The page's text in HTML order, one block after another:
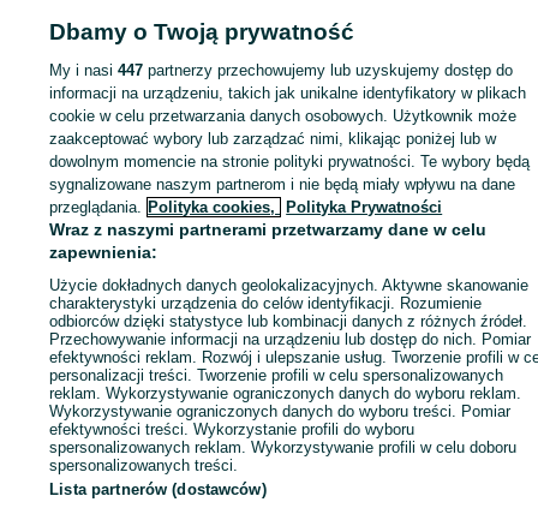
Strona główna Sport i Hobby Sporty wodne Łodzie i jachty
Motorowe
Motorowe - Łódzkie
Motorowe - Łódź Motorowe - Bałuty
KATEGORIA
ID:1041201251 Wyświetlenia:
Zadzwoń / SMS Wyślij wiadomość
Dbamy o Twoją prywatność
My i nasi447 partnerzy przechowujemy lub uzyskujemy dostęp do
informacji na urządzeniu, takich jak unikalne identyfikatory w plikach
cookie w celu przetwarzania danych osobowych. Użytkownik może
zaakceptować wybory lub zarządzać nimi, klikając poniżej lub w
dowolnym momencie na stronie polityki prywatności. Te wybory będą
sygnalizowane naszym partnerom i nie będą miały wpływu na dane
przeglądania. Polityka cookies, Polityka Prywatności
Wraz z naszymi partnerami przetwarzamy dane w celu
zapewnienia:
Użycie dokładnych danych geolokalizacyjnych. Aktywne skanowanie
charakterystyki urządzenia do celów identyfikacji. Rozumienie
odbiorców dzięki statystyce lub kombinacji danych z różnych źródeł.
Przechowywanie informacji na urządzeniu lub dostęp do nich. Pomiar
efektywności reklam. Rozwój i ulepszanie usług. Tworzenie profili w
personalizacji treści. Tworzenie profili w celu spersonalizowanych
reklam. Wykorzystywanie ograniczonych danych do wyboru reklam.
Wykorzystywanie ograniczonych danych do wyboru treści. Pomiar
efektywności treści. Wykorzystanie profili do wyboru
spersonalizowanych reklam. Wykorzystywanie profili w celu doboru
spersonalizowanych treści.
Lista partnerów (dostawców)